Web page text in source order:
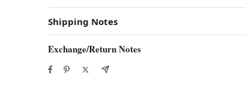
Shipping Notes
Exchange/Return Notes